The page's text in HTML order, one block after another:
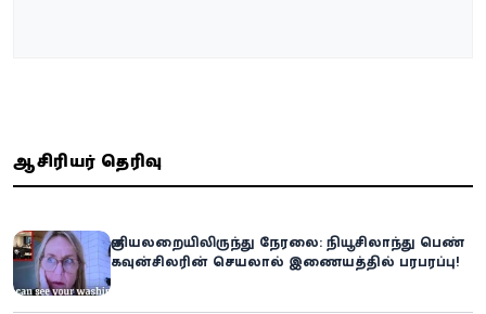
ஆசிரியர் தெரிவு
குளியலறையிலிருந்து நேரலை: நியூசிலாந்து பெண்
கவுன்சிலரின் செயலால் இணையத்தில் பரபரப்பு!